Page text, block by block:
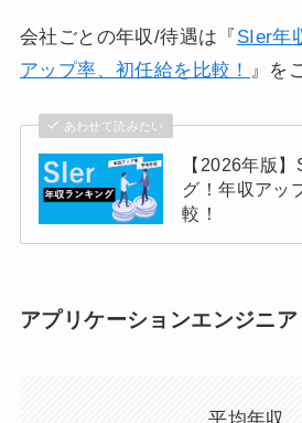
会社ごとの年収/待遇は『 SIer年
アップ率、初任給を比較！
』を
あわせて読みたい
【2026年版
グ！年収アッ
較！
アプリケーションエンジニア